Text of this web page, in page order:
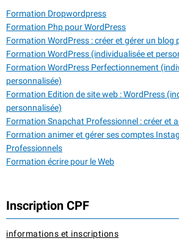
Formation Dropwordpress
Formation Php pour WordPress
Formation WordPress : créer et gérer un blog
Formation WordPress (individualisée et
Formation WordPress Perfectionnement
personnalisée)
Formation Edition de site web : WordPress
personnalisée)
Formation Snapchat Professionnel : créer et
Formation animer et gérer ses comptes
Professionnels
Formation écrire pour le Web
Inscription CPF
informations et inscriptions